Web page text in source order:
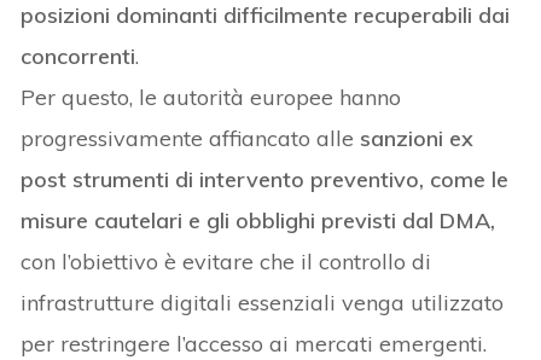
posizioni dominanti difficilmente recuperabili dai
concorrenti.
Per questo, le autorità europee hanno
progressivamente affiancato alle sanzioni ex
post strumenti di intervento preventivo, come le
misure cautelari e gli obblighi previsti dal DMA,
con l’obiettivo è evitare che il controllo di
infrastrutture digitali essenziali venga utilizzato
per restringere l’accesso ai mercati emergenti.